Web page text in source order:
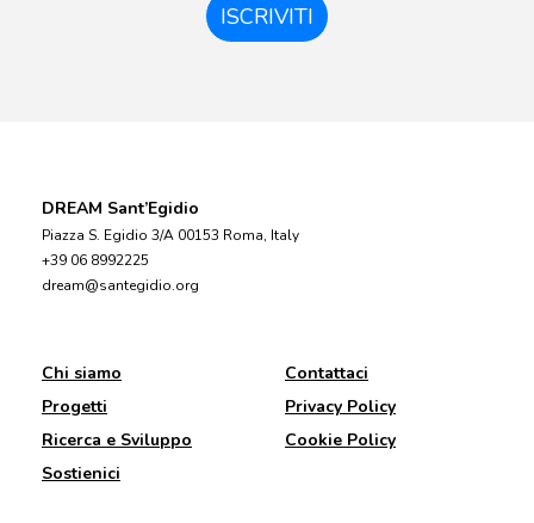
ISCRIVITI
DREAM Sant’Egidio
Piazza S. Egidio 3/A 00153 Roma, Italy
+39 06 8992225
dream@santegidio.org
Chi siamo
Progetti
Ricerca e Sviluppo
Sostienici
Contattaci
Privacy Policy
Cookie Policy